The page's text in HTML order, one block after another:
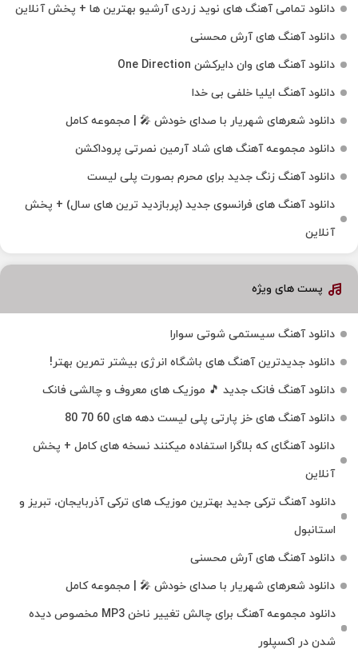
دانلود تمامی آهنگ های نوید زردی آرشیو بهترین ها + پخش آنلاین
دانلود آهنگ های آرش محسنی
دانلود آهنگ های وان دایرکشن One Direction
دانلود آهنگ ایلیا خلفی بی خدا
دانلود شعرهای شهریار با صدای خودش 🎤 | مجموعه کامل
دانلود مجموعه آهنگ های شاد آرمین نصرتی پروداکشن
دانلود آهنگ زنگ جدید برای محرم بصورت پلی لیست
دانلود آهنگ های فرانسوی جدید (پربازدید ترین های سال) + پخش
آنلاین
پست های ویژه
دانلود آهنگ سیستمی شوتی سوارا
دانلود جدیدترین آهنگ‌ های باشگاه انرژی بیشتر تمرین بهتر!
دانلود آهنگ فانک جدید 🎵 موزیک‌ های معروف و چالشی فانک
دانلود آهنگ های خز پارتی پلی لیست دهه های 60 70 80
دانلود آهنگای که بلاگرا استفاده میکنند نسخه های کامل + پخش
آنلاین
دانلود آهنگ ترکی جدید بهترین موزیک‌ های ترکی آذربایجان، تبریز و
استانبول
دانلود آهنگ های آرش محسنی
دانلود شعرهای شهریار با صدای خودش 🎤 | مجموعه کامل
دانلود مجموعه آهنگ برای چالش تغییر ناخن MP3 مخصوص دیده
شدن در اکسپلور